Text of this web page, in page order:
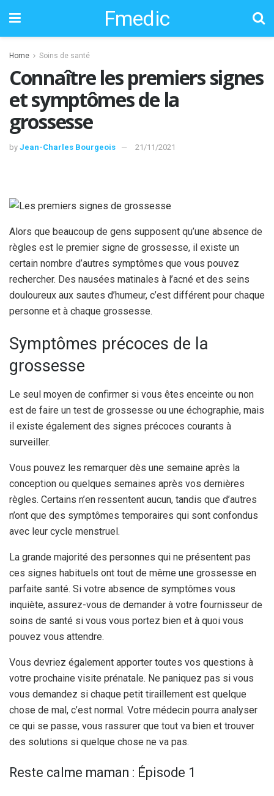
Fmedic
Home Soins de santé
Connaître les premiers signes
et symptômes de la
grossesse
by Jean-Charles Bourgeois 21/11/2021
Alors que beaucoup de gens supposent qu’une absence de
règles est le premier signe de grossesse, il existe un
certain nombre d’autres symptômes que vous pouvez
rechercher. Des nausées matinales à l’acné et des seins
douloureux aux sautes d’humeur, c’est différent pour chaque
personne et à chaque grossesse.
Symptômes précoces de la
grossesse
Le seul moyen de confirmer si vous êtes enceinte ou non
est de faire un test de grossesse ou une échographie, mais
il existe également des signes précoces courants à
surveiller.
Vous pouvez les remarquer dès une semaine après la
conception ou quelques semaines après vos dernières
règles. Certains n’en ressentent aucun, tandis que d’autres
n’ont que des symptômes temporaires qui sont confondus
avec leur cycle menstruel.
La grande majorité des personnes qui ne présentent pas
ces signes habituels ont tout de même une grossesse en
parfaite santé. Si votre absence de symptômes vous
inquiète, assurez-vous de demander à votre fournisseur de
soins de santé si vous vous portez bien et à quoi vous
pouvez vous attendre.
Vous devriez également apporter toutes vos questions à
votre prochaine visite prénatale. Ne paniquez pas si vous
vous demandez si chaque petit tiraillement est quelque
chose de mal, c’est normal. Votre médecin pourra analyser
ce qui se passe, vous rassurer que tout va bien et trouver
des solutions si quelque chose ne va pas.
Reste calme maman : Épisode 1